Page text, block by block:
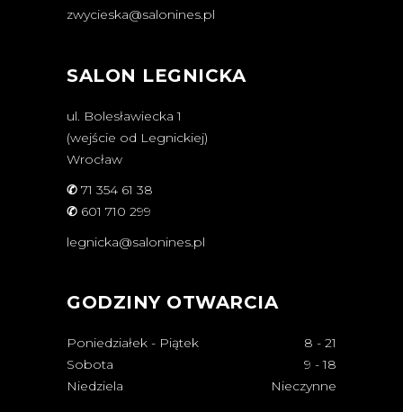
zwycieska@salonines.pl
SALON LEGNICKA
ul. Bolesławiecka 1
(wejście od Legnickiej)
Wrocław
✆ 71 354 61 38
✆ 601 710 299
legnicka@salonines.pl
GODZINY OTWARCIA
Poniedziałek - Piątek 8 - 21
Sobota
9 - 18
Niedziela
Nieczynne